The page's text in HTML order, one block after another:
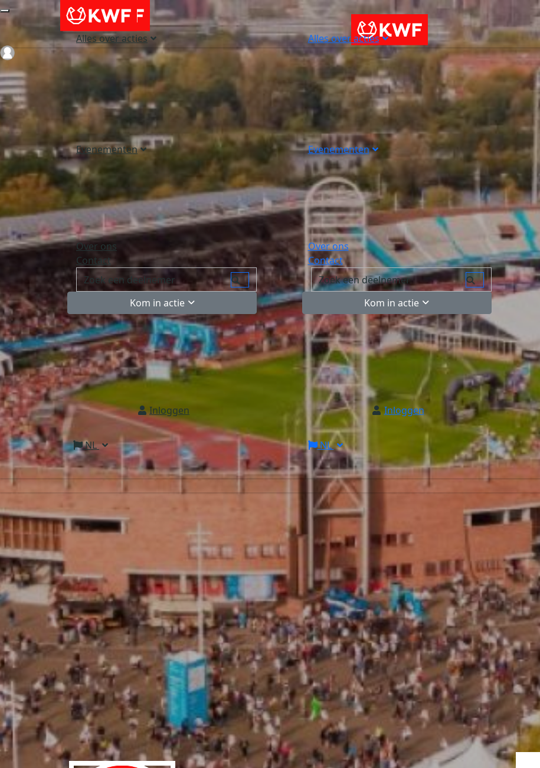
Alles over acties
Evenementen
Over ons
Contact
Kom in actie
Inloggen
NL
Alles over acties
Evenementen
Over ons
Contact
Kom in actie
Inloggen
NL
Login